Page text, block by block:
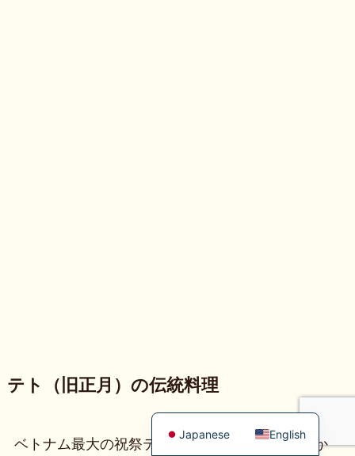
テト（旧正月）の伝統料理
ベトナム最大の祝祭テト（旧正月）の時期にしか
Japanese English